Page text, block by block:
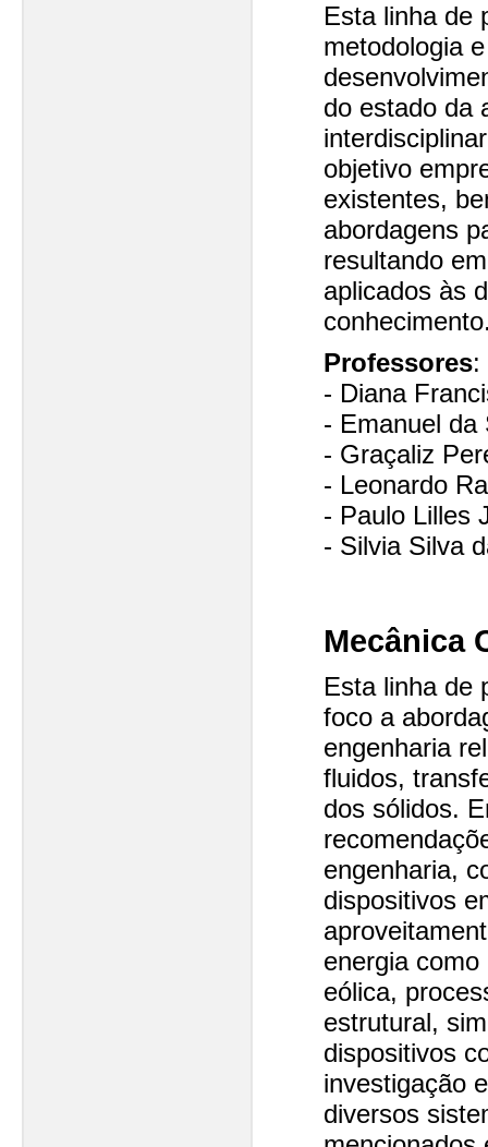
Esta linha de
metodologia
do estado da
objetivo
existentes,
abordagens
resultando
aplicados às
Professores:
- Diana
- Emanuel da
- Graçaliz
- Leonardo
- Paulo Lilles
- Silvia Silva
Mecânica
Esta linha de
foco a
engenharia
fluidos,
dos sólidos.
engenharia,
dispositivos
energia
eólica,
estrutural,
dispositivos
investigação
diversos